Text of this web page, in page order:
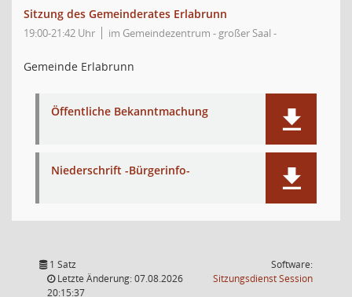
Sitzung des Gemeinderates Erlabrunn
19:00-21:42 Uhr im Gemeindezentrum - großer Saal -
Gemeinde Erlabrunn
Öffentliche Bekanntmachung
Niederschrift -Bürgerinfo-
1 Satz
Letzte Änderung: 07.08.2026
20:15:37
Software:
SitzungsdienstSession(Wird in